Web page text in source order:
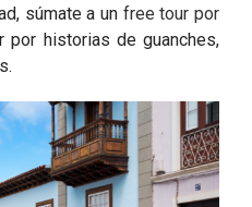
súmate a un free tour por
por historias de guanches,